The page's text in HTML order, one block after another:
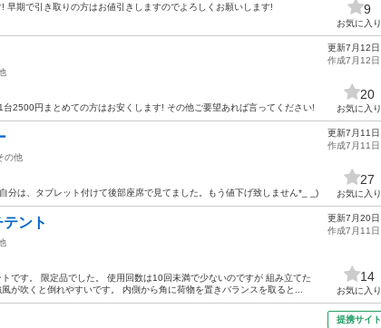
早期で引き取りの方はお値引きしますのでよろしくお願いします!
9
お気に入り
2500円まとめての方はお安くします! その他ご要望あれば言ってください!
更新7月12日
作成7月12日
20
お気に入り
の他
分は、タブレット付けて後部座席で見てました。もう値下げ致しません*_ _)
更新7月11日
作成7月11日
27
お気に入り
ント
です。 限定品でした。 使用回数は10回未満で少ないのですが 組み立てた
が吹くと倒れやすいです。 内側から角に荷物を置きバランスを取ると...
更新7月20日
作成7月11日
14
お気に入り
提携サイト